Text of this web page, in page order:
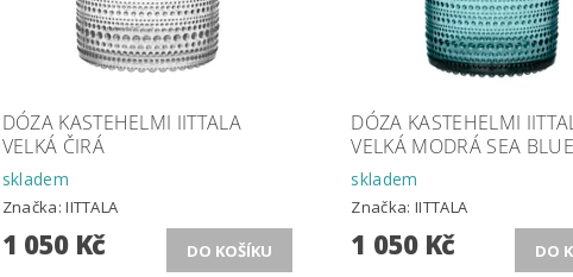
DÓZA KASTEHELMI IITTALA
VELKÁ ČIRÁ
skladem
Značka:IITTALA
1 050 Kč
DÓZA KASTEHELMI
VELKÁ MODRÁ SEA
skladem
Značka:IITTALA
1 050 Kč